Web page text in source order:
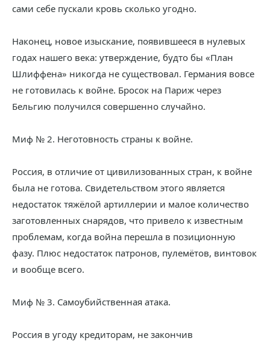
сами себе пускали кровь сколько угодно.
Наконец, новое изыскание, появившееся в нулевых
годах нашего века: утверждение, будто бы «План
Шлиффена» никогда не существовал. Германия вовсе
не готовилась к войне. Бросок на Париж через
Бельгию получился совершенно случайно.
Миф № 2. Неготовность страны к войне.
Россия, в отличие от цивилизованных стран, к войне
была не готова. Свидетельством этого является
недостаток тяжёлой артиллерии и малое количество
заготовленных снарядов, что привело к известным
проблемам, когда война перешла в позиционную
фазу. Плюс недостаток патронов, пулемётов, винтовок
и вообще всего.
Миф № 3. Самоубийственная атака.
Россия в угоду кредиторам, не закончив